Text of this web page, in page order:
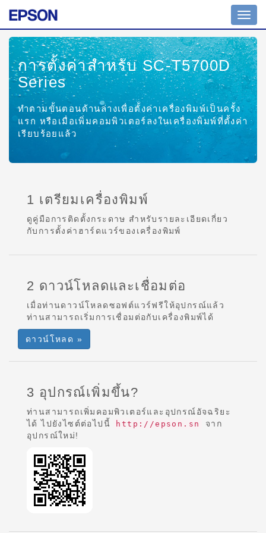
การตั้งค่าสำหรับ SC-T5700D
Series
ทำตามขั้นตอนด้านล่างเพื่อตั้งค่าเครื่องพิมพ์เป็นครั้ง
แรก หรือเมื่อเพิ่มคอมพิวเตอร์ลงในเครื่องพิมพ์ที่ตั้งค่า
เรียบร้อยแล้ว
1 เตรียมเครื่องพิมพ์
ดูคู่มือการติดตั้งกระดาษ สำหรับรายละเอียดเกี่ยว
กับการตั้งค่าฮาร์ดแวร์ของเครื่องพิมพ์
2 ดาวน์โหลดและเชื่อมต่อ
เมื่อท่านดาวน์โหลดซอฟต์แวร์ฟรีให้อุปกรณ์แล้ว
ท่านสามารถเริ่มการเชื่อมต่อกับเครื่องพิมพ์ได้
ดาวน์โหลด »
3 อุปกรณ์เพิ่มขึ้น?
ท่านสามารถเพิ่มคอมพิวเตอร์และอุปกรณ์อัจฉริยะ
ได้ ไปยังไซต์ต่อไปนี้
http://epson.sn
จาก
อุปกรณ์ใหม่!